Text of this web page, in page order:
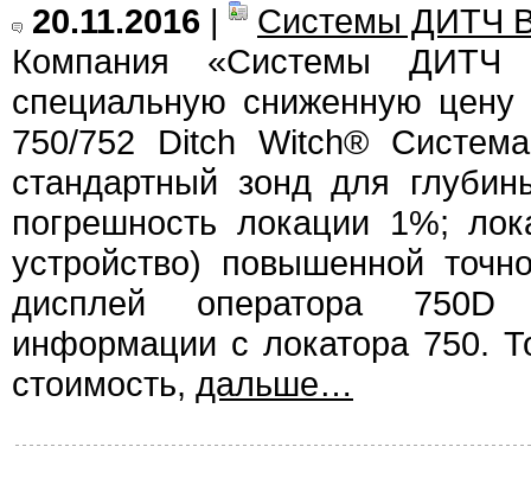
20.11.2016 |
Системы ДИТЧ
Компания «Системы ДИТЧ
специальную сниженную цену
750/752 Ditch Witch®
стандартный зонд для
погрешность локации 1%;
устройство) повышенной
дисплей оператора 750D
информации с локатора 750.
стоимость, дальше…